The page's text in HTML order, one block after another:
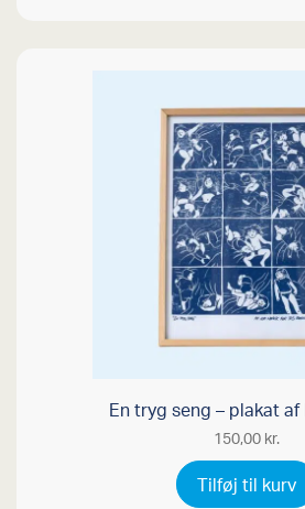
En tryg seng – plakat af
150,00 kr.
Tilføj til kurv